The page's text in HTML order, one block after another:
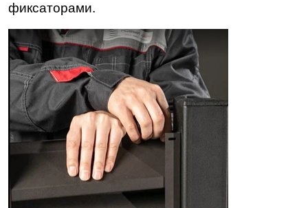
фиксаторами.